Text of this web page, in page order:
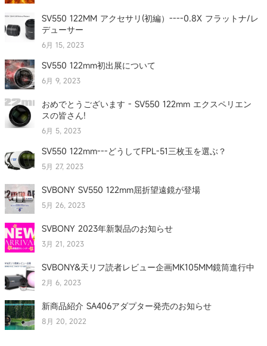
SV550 122MM アクセサリ(初編）----0.8X フラットナ/レ
デューサー
6月 15, 2023
SV550 122mm初出展について
6月 9, 2023
おめでとうございます - SV550 122mm エクスペリエン
スの皆さん!
6月 5, 2023
SV550 122mm---どうしてFPL-51三枚玉を選ぶ？
5月 27, 2023
SVBONY SV550 122mm屈折望遠鏡が登場
5月 26, 2023
SVBONY 2023年新製品のお知らせ
3月 21, 2023
SVBONY&天リフ読者レビュー企画MK105MM鏡筒進行中
2月 6, 2023
新商品紹介 SA406アダプター発売のお知らせ
8月 20, 2022